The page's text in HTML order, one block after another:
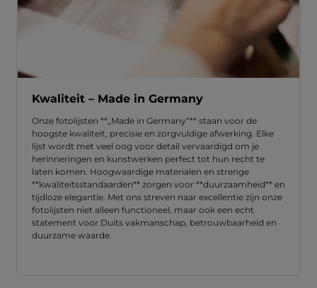
Kwaliteit – Made in Germany
Onze fotolijsten **„Made in Germany“** staan voor de
hoogste kwaliteit, precisie en zorgvuldige afwerking. Elke
lijst wordt met veel oog voor detail vervaardigd om je
herinneringen en kunstwerken perfect tot hun recht te
laten komen. Hoogwaardige materialen en strenge
**kwaliteitsstandaarden** zorgen voor **duurzaamheid** en
tijdloze elegantie. Met ons streven naar excellentie zijn onze
fotolijsten niet alleen functioneel, maar ook een echt
statement voor Duits vakmanschap, betrouwbaarheid en
duurzame waarde.